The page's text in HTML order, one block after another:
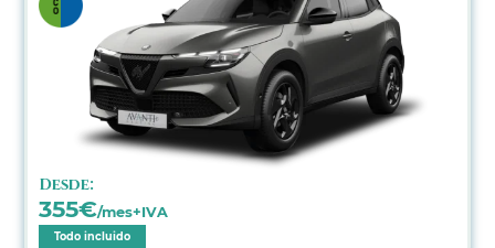
Desde:
355€/mes+IVA
Todo incluido